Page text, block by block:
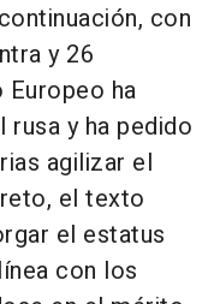
con
y 26
ha
rusa y ha pedido
agilizar el
el texto
el estatus
con los